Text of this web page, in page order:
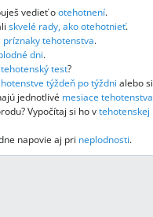
vedieť ootehotnení.
skvelé rady, ako otehotnieť.
príznaky tehotenstva.
dni.
tehotenský test?
týždeň po týždni alebo si
jednotlivé mesiace tehotenstva
Vypočítaj si ho vtehotenskej
napovie aj pri neplodnosti.